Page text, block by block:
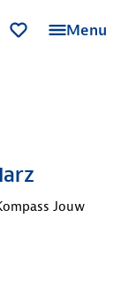
Menu
Jouw